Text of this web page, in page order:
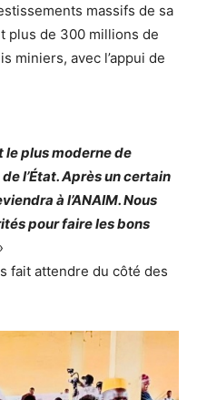
massifs de sa
plus de 300 millions de
miniers, avec l’appui de
le plus moderne de
l’État. Après un certain
à l’ANAIM. Nous
pour faire les bons
fait attendre du côté des